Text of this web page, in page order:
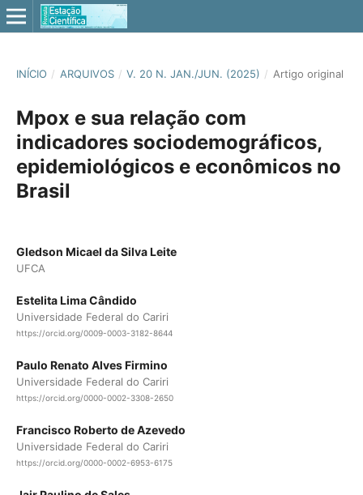
INÍCIO / ARQUIVOS / V. 20 N. JAN./JUN. (2025) / Artigo original
Mpox e sua relação com
indicadores sociodemográficos,
epidemiológicos e econômicos no
Brasil
Gledson Micael da Silva Leite
UFCA
Estelita Lima Cândido
Universidade Federal do Cariri
https://orcid.org/0009-0003-3182-8644
Paulo Renato Alves Firmino
Universidade Federal do Cariri
https://orcid.org/0000-0002-3308-2650
Francisco Roberto de Azevedo
Universidade Federal do Cariri
https://orcid.org/0000-0002-6953-6175